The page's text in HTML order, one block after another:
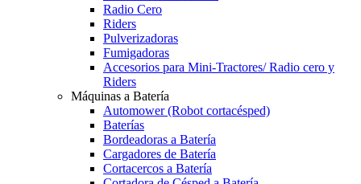
Radio Cero
Riders
Pulverizadoras
Fumigadoras
Accesorios para Mini-Tractores/ Radio cero y
Riders
Máquinas a Batería
Automower (Robot cortacésped)
Baterías
Bordeadoras a Batería
Cargadores de Batería
Cortacercos a Batería